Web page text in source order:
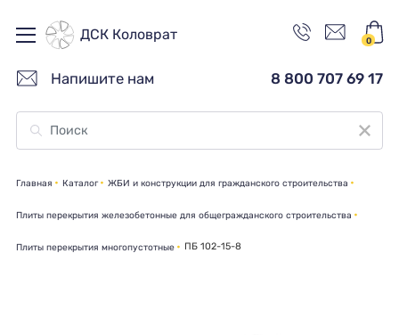
ДСК Коловрат 0
Напишите нам 8 800 707 69 17
Главная Каталог ЖБИ и конструкции для гражданского строительства
Плиты перекрытия железобетонные для общегражданского строительства
Плиты перекрытия многопустотные ПБ 102-15-8